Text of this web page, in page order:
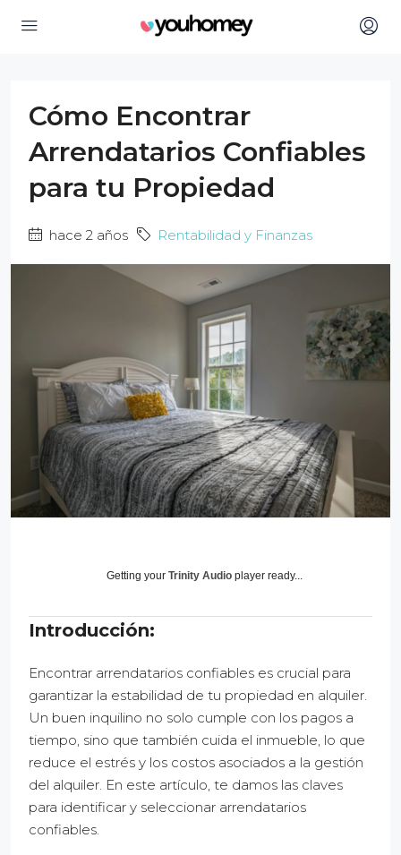
Cómo Encontrar
Arrendatarios Confiables
para tu Propiedad
hace 2 años Rentabilidad y Finanzas
Getting your Trinity Audio player ready...
Introducción:
Encontrar arrendatarios confiables es crucial para
garantizar la estabilidad de tu propiedad en alquiler.
Un buen inquilino no solo cumple con los pagos a
tiempo, sino que también cuida el inmueble, lo que
reduce el estrés y los costos asociados a la gestión
del alquiler. En este artículo, te damos las claves
para identificar y seleccionar arrendatarios
confiables.